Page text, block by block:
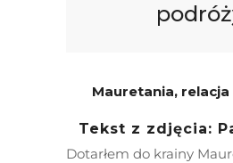
Mauretania,
Tekst z zdjęcia:
Dotarłem do krainy